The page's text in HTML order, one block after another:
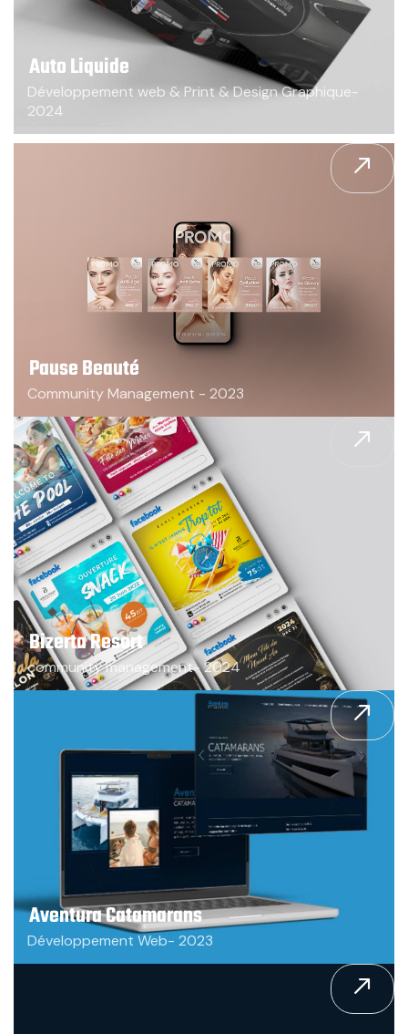
Auto Liquide
Développement web & Print & Design Graphique-
2024
Pause Beauté
Community Management - 2023
Bizerta Resort
community management- 2024
Aventura Catamarans
Développement Web- 2023